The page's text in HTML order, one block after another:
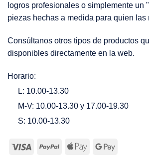
logros profesionales o simplemente un
piezas hechas a medida para quien las
Consúltanos otros tipos de productos
disponibles directamente en la web.
Horario:
L: 10.00-13.30
M-V: 10.00-13.30 y 17.00-19.30
S: 10.00-13.30